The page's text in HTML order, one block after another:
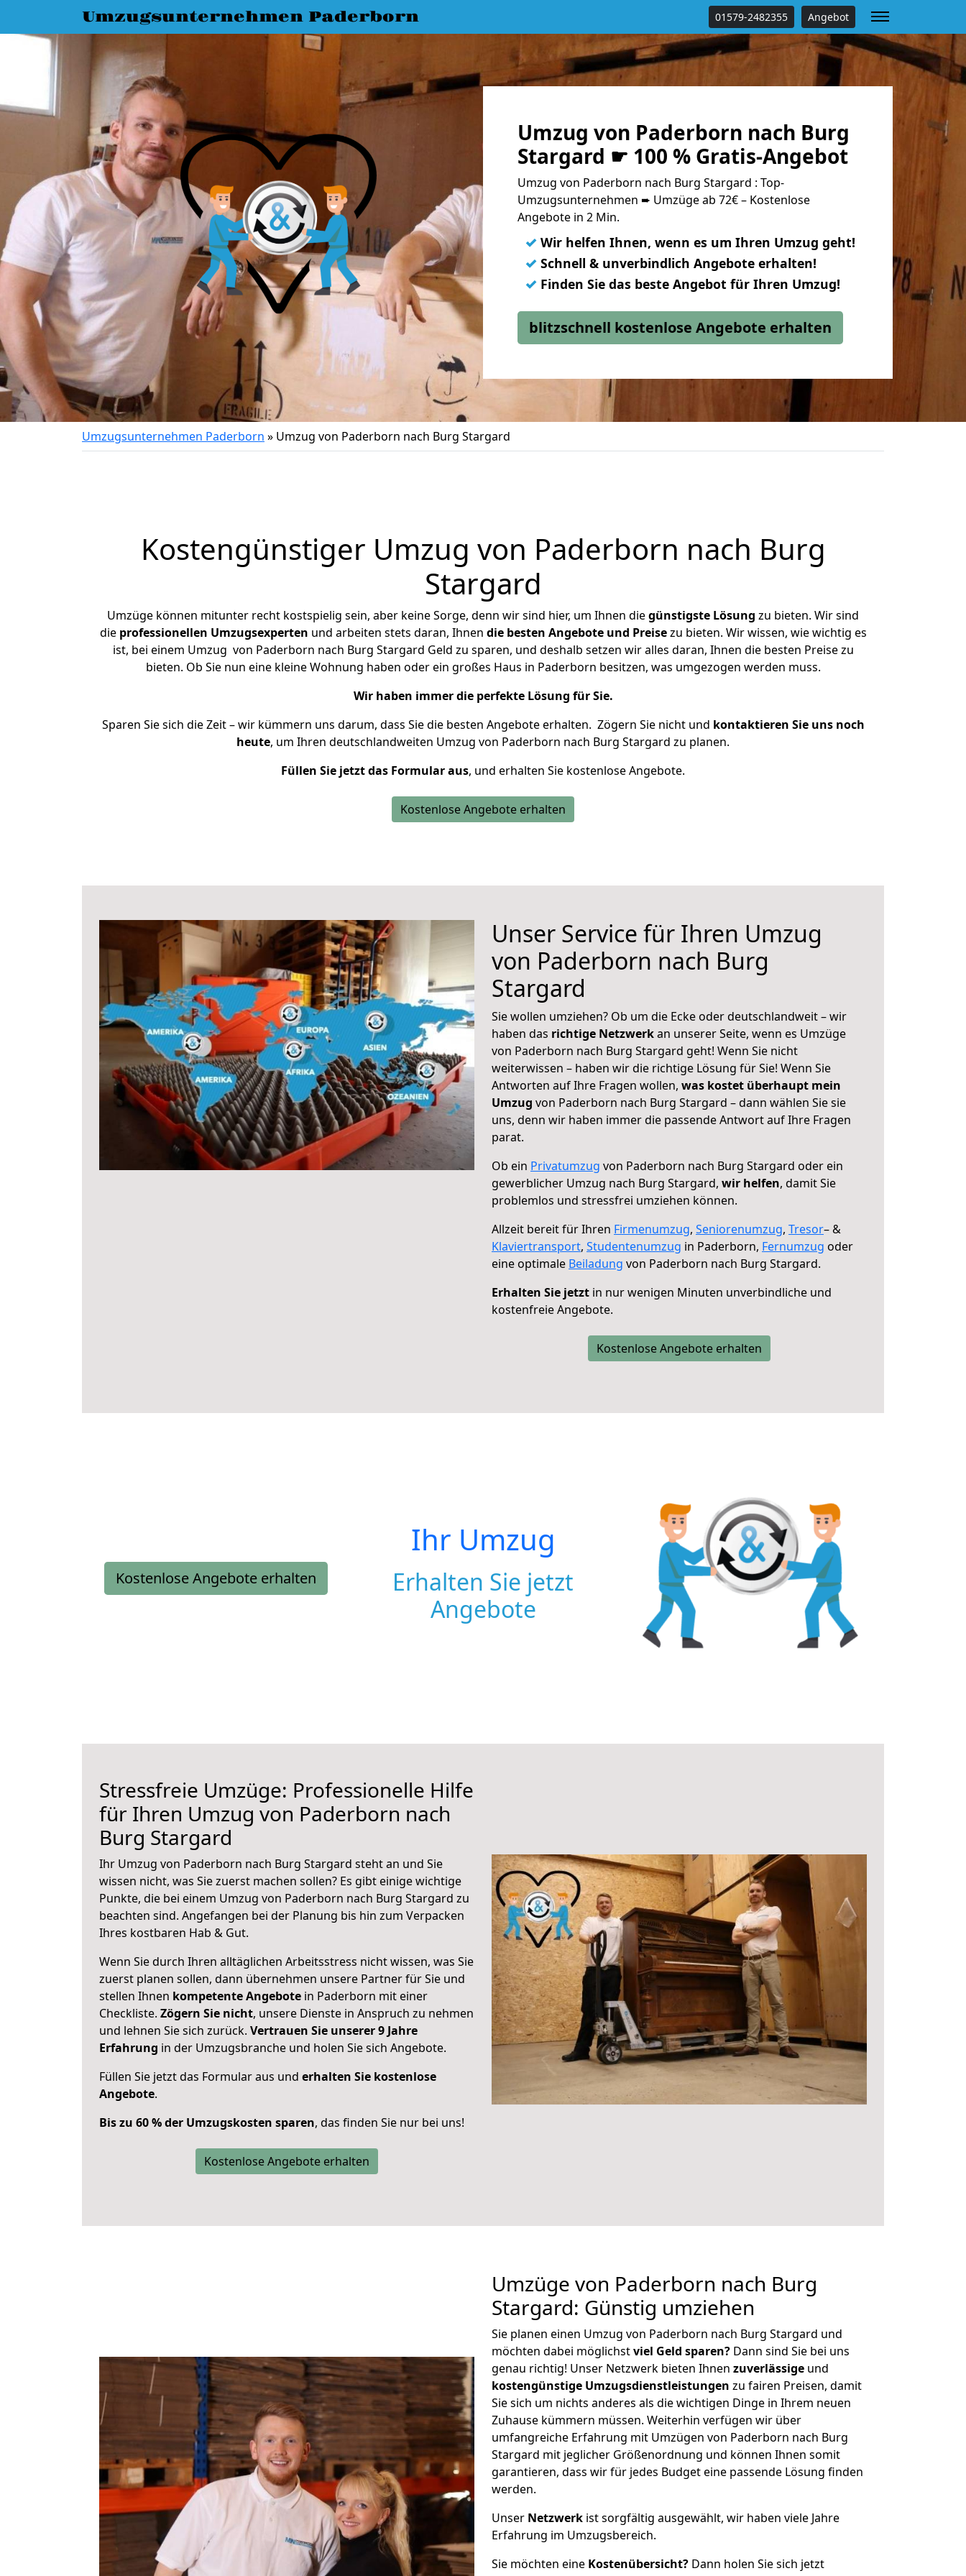
Umzugsunternehmen Paderborn 01579-2482355 Angebot
Umzug von Paderborn nach Burg
Stargard ☛ 100 % Gratis-Angebot
Umzug von Paderborn nach Burg Stargard : Top-
Umzugsunternehmen ➨ Umzüge ab 72€ – Kostenlose
Angebote in 2 Min.
✓ Wir helfen Ihnen, wenn es um Ihren Umzug geht!
✓ Schnell & unverbindlich Angebote erhalten!
✓ Finden Sie das beste Angebot für Ihren Umzug!
blitzschnell kostenlose Angebote erhalten
Umzugsunternehmen Paderborn » Umzug von Paderborn nach Burg Stargard
Kostengünstiger Umzug von Paderborn nach Burg
Stargard
Umzüge können mitunter recht kostspielig sein, aber keine Sorge, denn wir sind hier, um Ihnen diegünstigste Lösung zu bieten. Wir sind
die professionellen Umzugsexperten und arbeiten stets daran, Ihnen die besten Angebote und Preisezu bieten. Wir wissen, wie wichtig es
ist, bei einem Umzug von Paderborn nach Burg Stargard Geld zu sparen, und deshalb setzen wir alles daran, Ihnen die besten Preise zu
bieten. Ob Sie nun eine kleine Wohnung haben oder ein großes Haus in Paderborn besitzen, was umgezogen werden muss.
Wir haben immer die perfekte Lösung für Sie.
Sparen Sie sich die Zeit – wir kümmern uns darum, dass Sie die besten Angebote erhalten. Zögern Sie nicht und kontaktieren Sie uns noch
heute, um Ihren deutschlandweiten Umzug von Paderborn nach Burg Stargard zu planen.
Füllen Sie jetzt das Formular aus, und erhalten Sie kostenlose Angebote.
Kostenlose Angebote erhalten
Unser Service für Ihren Umzug
von Paderborn nach Burg
Stargard
Sie wollen umziehen? Ob um die Ecke oder deutschlandweit – wir
haben das richtige Netzwerkan unserer Seite, wenn es Umzüge
von Paderborn nach Burg Stargard geht! Wenn Sie nicht
weiterwissen – haben wir die richtige Lösung für Sie! Wenn Sie
Antworten auf Ihre Fragen wollen, was kostet überhaupt mein
Umzug von Paderborn nach Burg Stargard – dann wählen Sie sie
uns, denn wir haben immer die passende Antwort auf Ihre Fragen
parat.
Ob ein Privatumzug von Paderborn nach Burg Stargard oder ein
gewerblicher Umzug nach Burg Stargard, wir helfen, damit Sie
problemlos und stressfrei umziehen können.
Allzeit bereit für Ihren Firmenumzug, Seniorenumzug, Tresor– &
Klaviertransport, Studentenumzug in Paderborn, Fernumzug oder
eine optimale Beiladung von Paderborn nach Burg Stargard.
Erhalten Sie jetzt in nur wenigen Minuten unverbindliche und
kostenfreie Angebote.
Kostenlose Angebote erhalten
Kostenlose Angebote erhalten
Ihr Umzug
Erhalten Sie jetzt
Angebote
Stressfreie Umzüge: Professionelle Hilfe
für Ihren Umzug von Paderborn nach
Burg Stargard
Ihr Umzug von Paderborn nach Burg Stargard steht an und Sie
wissen nicht, was Sie zuerst machen sollen? Es gibt einige wichtige
Punkte, die bei einem Umzug von Paderborn nach Burg Stargard zu
beachten sind. Angefangen bei der Planung bis hin zum Verpacken
Ihres kostbaren Hab & Gut.
Wenn Sie durch Ihren alltäglichen Arbeitsstress nicht wissen, was Sie
zuerst planen sollen, dann übernehmen unsere Partner für Sie und
stellen Ihnen kompetente Angebote in Paderborn mit einer
Checkliste. Zögern Sie nicht, unsere Dienste in Anspruch zu nehmen
und lehnen Sie sich zurück. Vertrauen Sie unserer 9 Jahre
Erfahrung in der Umzugsbranche und holen Sie sich Angebote.
Füllen Sie jetzt das Formular aus und erhalten Sie kostenlose
Angebote.
Bis zu 60 % der Umzugskosten sparen, das finden Sie nur bei uns!
Kostenlose Angebote erhalten
Umzüge von Paderborn nach Burg
Stargard: Günstig umziehen
Sie planen einen Umzug von Paderborn nach Burg Stargard und
möchten dabei möglichstviel Geld sparen? Dann sind Sie bei uns
genau richtig! Unser Netzwerk bieten Ihnen zuverlässige und
kostengünstige Umzugsdienstleistungen zu fairen Preisen, damit
Sie sich um nichts anderes als die wichtigen Dinge in Ihrem neuen
Zuhause kümmern müssen. Weiterhin verfügen wir über
umfangreiche Erfahrung mit Umzügen von Paderborn nach Burg
Stargard mit jeglicher Größenordnung und können Ihnen somit
garantieren, dass wir für jedes Budget eine passende Lösung finden
werden.
Unser Netzwerk ist sorgfältig ausgewählt, wir haben viele Jahre
Erfahrung im Umzugsbereich.
Sie möchten eine Kostenübersicht? Dann holen Sie sich jetzt